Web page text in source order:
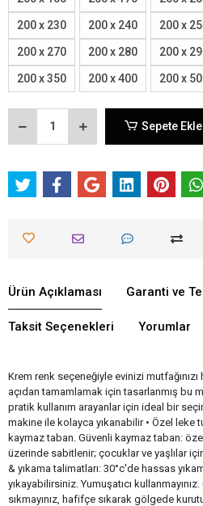
200 x 230 200 x 240 200 x
200 x 270 200 x 280 200 x
200 x 350 200 x 400 200 x
Sepete Ekle
Ürün Açıklaması Garanti ve
Taksit Seçenekleri Yorumlar
Krem renk seçeneğiyle evinizi
açıdan tamamlamak için tasarlanmış bu
pratik kullanım arayanlar için ideal bir
makine ile kolayca yıkanabilir • Özel leke
kaymaz taban. Güvenli kaymaz taban:
üzerinde sabitlenir; çocuklar ve yaşlılar
& yıkama talimatları: 30°c'de hassas
yıkayabilirsiniz. Yumuşatıcı
sıkmayınız, hafifçe sıkarak gölgede